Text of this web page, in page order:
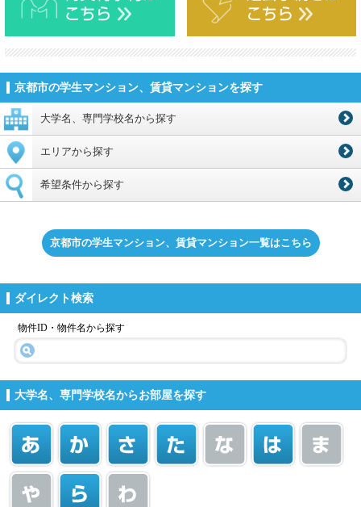
京都市の学生マンション、賃貸マンションを探す
大学名、専門学校名から探す
エリアから探す
希望条件から探す
京都市の学生マンション、賃貸マンション一覧はこちら
ダイレクト検索
物件ID・物件名から探す
大学名、専門学校名からお部屋を探す